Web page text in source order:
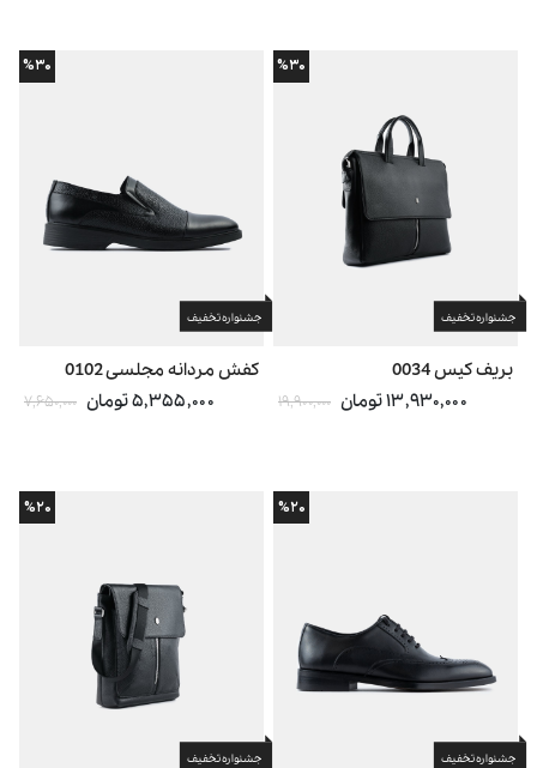
%۳۰
جشنواره تخفیف
بریف کیس 0034
۱۹,۹۰۰,۰۰۰ ۱۳,۹۳۰,۰۰۰ تومان
%۳۰
جشنواره تخفیف
کفش مردانه مجلسی 0102
۷,۶۵۰,۰۰۰ ۵,۳۵۵,۰۰۰ تومان
%۲۰
جشنواره تخفیف
%۲۰
جشنواره تخفیف